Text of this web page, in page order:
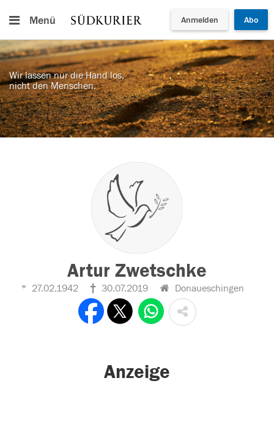
Menü Anmelden Abo
Wir lassen nur die Hand los,
nicht den Menschen.
Artur Zwetschke
27.02.1942 30.07.2019 Donaueschingen
Anzeige